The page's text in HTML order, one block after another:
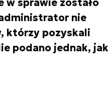
nie
którzy pozyskali
podano jednak, jak